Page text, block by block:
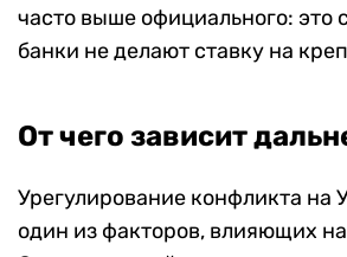
часто выше официального: это
банки не делают ставку на
От чего зависит
Урегулирование конфликта на
один из факторов, влияющих